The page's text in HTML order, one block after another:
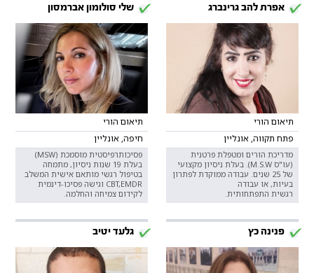
אפרת להב גרינברג
תיאום הורי
פתח תקווה, אונליין
מדריכת הורים ומטפלת פרטנית
(עו"ס M.S.W). בעלת ניסיון מקצועי
של 25 שנים. עבודה ממוקדת לפתרון
בעיות, או עבודה
רגשית התפתחותית.
שלי סולומון אברמסון
תיאום הורי
חיפה, אונליין
פסיכותרפיסטית מוסמכת (MSW)
בעלת 19 שנות ניסיון, מתמחה
בטיפול רגשי מותאם אישית המשלב
CBT,EMDR וגישה פסיכו-דינמית
לקידום צמיחה והחלמה.
פנינה כץ גלעד יטיב